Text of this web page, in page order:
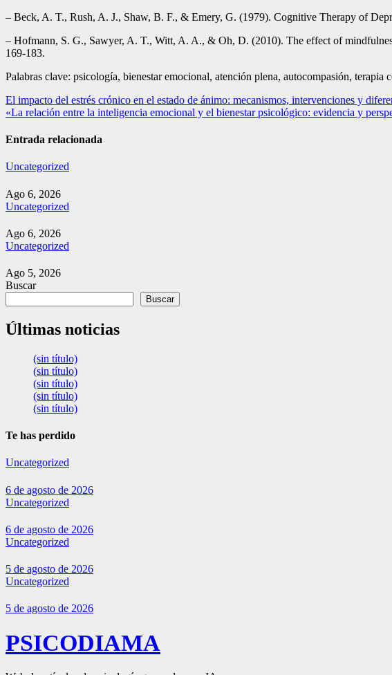
– Beck, A. T., Rush, A. J., Shaw, B. F., & Emery, G. (1979). Cognitive Therapy of
– Hofmann, S. G., Sawyer, A. T., Witt, A. A., & Oh, D. (2010). The effect of
169-183.
Palabras clave: psicología, bienestar emocional, atención plena, autocompasión,
Navegación
de
entradas
El impacto del estrés crónico en el estado de ánimo: mecanismos, intervenciones y
«La relación entre la inteligencia emocional y el bienestar psicológico: evidencia y
Entrada relacionada
Uncategorized
Ago 6, 2026
Uncategorized
Ago 6, 2026
Uncategorized
Ago 5, 2026
Buscar
Buscar
Últimas noticias
(sin título)
(sin título)
(sin título)
(sin título)
(sin título)
Te has perdido
Uncategorized
6 de agosto de 2026
Uncategorized
6 de agosto de 2026
Uncategorized
5 de agosto de 2026
Uncategorized
5 de agosto de 2026
PSICODIAMA